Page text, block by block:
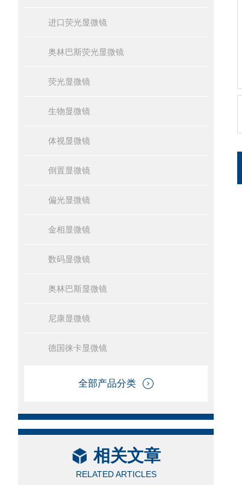
进口荧光显微镜
奥林巴斯荧光显微镜
荧光显微镜
生物显微镜
体视显微镜
倒置显微镜
偏光显微镜
金相显微镜
数码显微镜
奥林巴斯显微镜
尼康显微镜
德国徕卡显微镜
全部产品分类
相关文章
RELATED ARTICLES